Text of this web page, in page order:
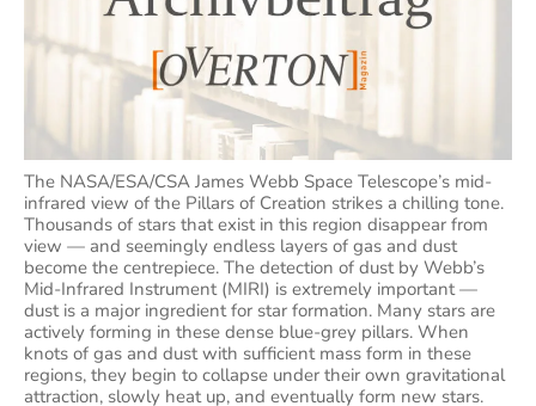
The NASA/ESA/CSA James Webb Space Telescope’s mid-
infrared view of the Pillars of Creation strikes a chilling tone.
Thousands of stars that exist in this region disappear from
view — and seemingly endless layers of gas and dust
become the centrepiece. The detection of dust by Webb’s
Mid-Infrared Instrument (MIRI) is extremely important —
dust is a major ingredient for star formation. Many stars are
actively forming in these dense blue-grey pillars. When
knots of gas and dust with sufficient mass form in these
regions, they begin to collapse under their own gravitational
attraction, slowly heat up, and eventually form new stars.